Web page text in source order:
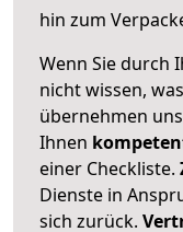
hin zum
Wenn Sie durch
nicht wissen,
übernehmen
Ihnen
einer Checkliste.
Dienste in
sich zurück.